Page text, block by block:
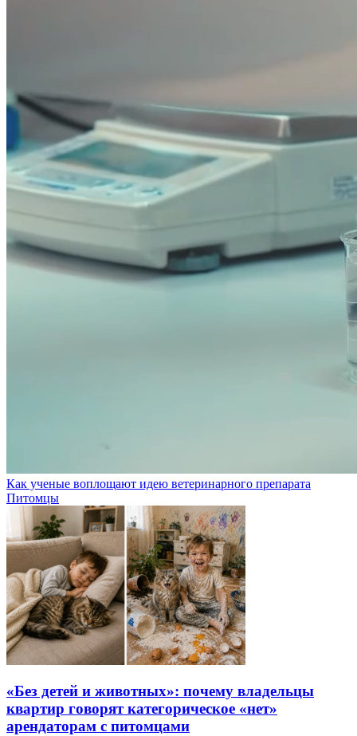
Как ученые воплощают идею ветеринарного препарата
Питомцы
«Без детей и животных»: почему владельцы
квартир говорят категорическое «нет»
арендаторам с питомцами